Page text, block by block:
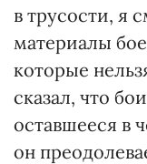
в трусости, я
материалы
которые
сказал, что
оставшееся в
он